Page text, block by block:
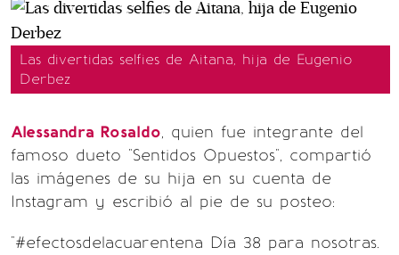
Las divertidas selfies de Aitana, hija de Eugenio
Derbez
Alessandra Rosaldo, quien fue integrante del
famoso dueto "Sentidos Opuestos", compartió
las imágenes de su hija en su cuenta de
Instagram y escribió al pie de su posteo:
"#efectosdelacuarentena Día 38 para nosotras.